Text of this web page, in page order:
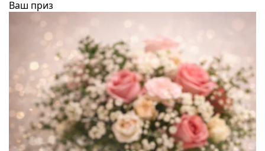
Ваш приз